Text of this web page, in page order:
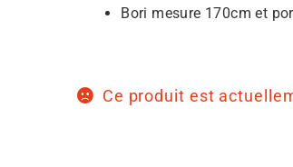
Bori mesure 170cm et
Ce produit est